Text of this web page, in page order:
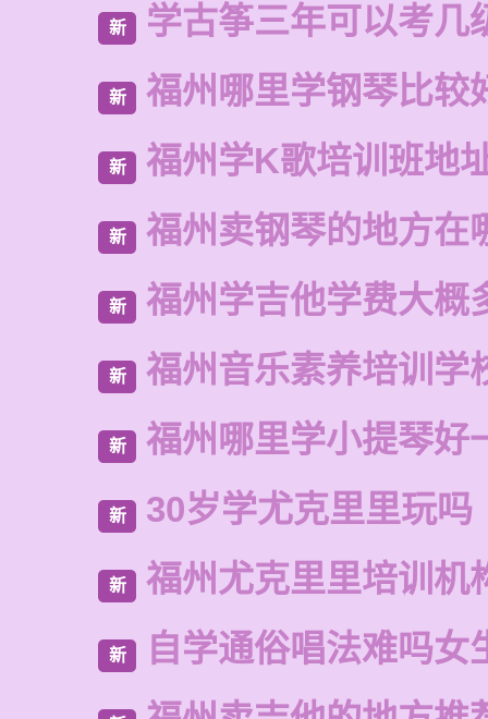
新 学古筝三年可以考几
新 福州哪里学钢琴比较
新 福州学K歌培训班地
新 福州卖钢琴的地方在
新 福州学吉他学费大概
新 福州音乐素养培训学
新 福州哪里学小提琴好
新 30岁学尤克里里玩吗
新 福州尤克里里培训机
新 自学通俗唱法难吗女